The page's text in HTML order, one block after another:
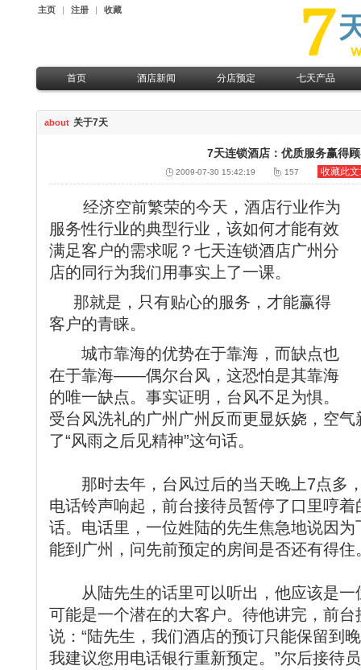
主页 | 注册 | 收藏
首页 酒店新闻 分店预定
华东地区分店预定
华北地区分店预定
七天产品
七天展示
about 关于7天
7天连锁酒店：优质服务赢得
2009-07-30 15:42:19 157 收藏此
经济空前繁荣的今天，酒店行业作为
服务性行业的典型行业，该如何才能有效
满足客户的需求呢？七天连锁酒店广州分
店的同行为我们用事实上了一课。
那就是，只有贴心的服务，才能赢得
客户的青睐。
城市靠海的优势在于靠海，而缺点也
在于靠海——偶尔台风，这恐怕是其靠海
的唯一缺点。事实证明，台风不足为惧。
受台风洗礼的广州广州反而更显妖娆，空
了“风雨之后见精神”这句话。
那时去年，台风过后的当天晚上7点多
电话铃声响起，前台接待员暂停了口里哼
话。电话里，一位姓陆的先生焦急地说因
能到广州，问先前预定的房间是否还有得住
从陆先生的话里可以听出，他应该是一
可能是一个潜在的大客户。待他讲完，前
说：“陆先生，我们酒店的预订只能保留到
我建议您用电话银行重新预定。”尔后接待